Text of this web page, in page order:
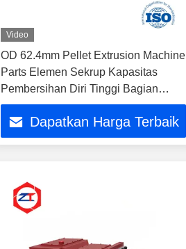
Video
OD 62.4mm Pellet Extrusion Machine
Parts Elemen Sekrup Kapasitas
Pembersihan Diri Tinggi Bagian
Pabrik Pakan
Dapatkan Harga Terbaik